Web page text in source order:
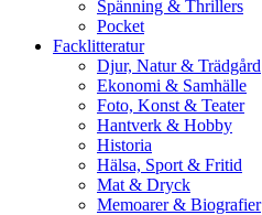
Spänning & Thrillers
Pocket
Facklitteratur
Djur, Natur & Trädgård
Ekonomi & Samhälle
Foto, Konst & Teater
Hantverk & Hobby
Historia
Hälsa, Sport & Fritid
Mat & Dryck
Memoarer & Biografier